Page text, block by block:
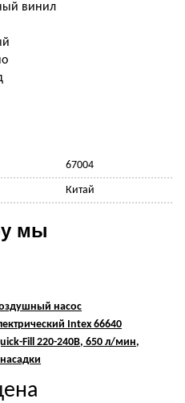
винил
67004
Китай
мы
насос
Intex 66640
Fill 220-240В, 650 л/мин,